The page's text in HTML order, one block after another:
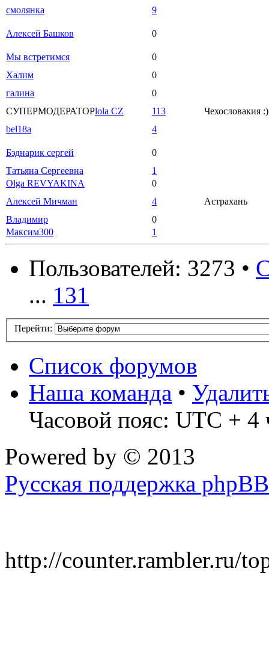
смолянка
9
Алексей Башков 0
Мы встретимся
0
Халим
0
галина
0
СУПЕРМОДЕРАТОРlola CZ 113
Чехословакия :)
bel18a
4
Бэднарик сергей
0
Татьяна Сергеевна
1
Olga REVYAKINA
0
Алексей Мичман
4
Астрахань
Владимир
0
Максим300
1
Пользователей: 3273 •
... 131
Перейти:
Список форумов
Наша команда •
Часовой пояс: UTC + 4
Powered by © 2013
Русская поддержка phpBB
http://counter.rambler.ru/